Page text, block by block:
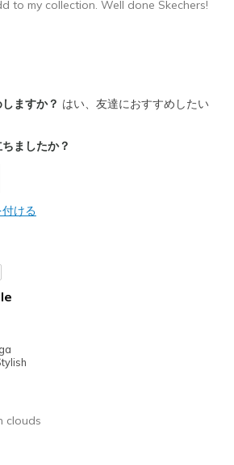
to my collection. Well done Skechers!
Feels true to size
ますか？ はい、友達におすすめしたい
ましたか？
ける
clouds